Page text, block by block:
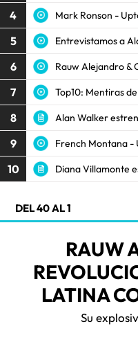
4 Mark Ronson -
5 Entrevistamos a
6 Rauw Alejandro &
7 Top10: Mentiras
8 Alan Walker
9 French Montana
10 Diana Villamonte
DEL 40 AL 1
RAUW
LATINA
Su